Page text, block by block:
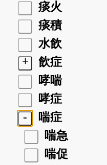
痰火
痰積
水飲
+
飲症
哮喘
哮症
-
喘症
喘急
喘促